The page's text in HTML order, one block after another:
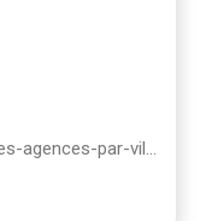
http://www.azae.com/index-des-agences-par-ville/agence-azae-frejus-83600-92.html/